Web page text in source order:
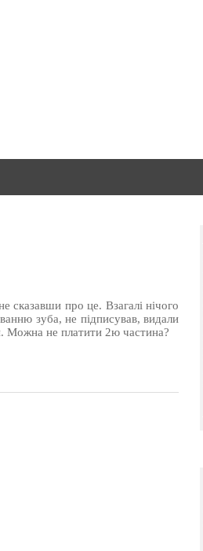
сказавши про це. Взагалі нічого
зуба, не підписував, видали
Можна не платити 2ю частина?